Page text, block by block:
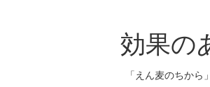
効果の
「えん麦のちから